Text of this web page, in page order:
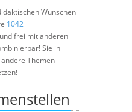
Wünschen
1042
frei mit anderen
Sie in
Themen